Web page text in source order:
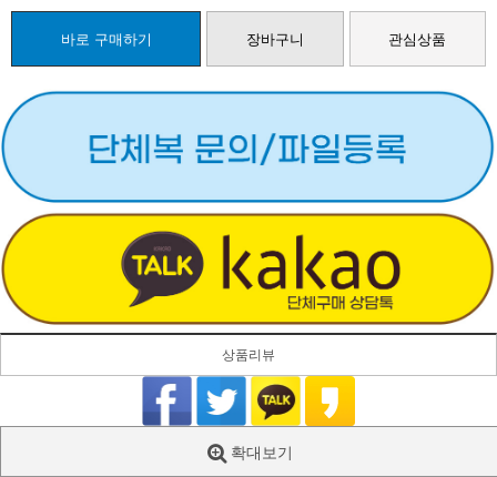
바로 구매하기 장바구니 관심상품
상품리뷰
확대보기